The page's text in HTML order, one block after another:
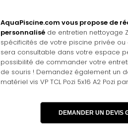
AquaPiscine.com vous propose de
personnalisé de entretien nettoyage
spécificités de votre piscine privée
sera consultable dans votre espace
possibilité de commander votre
de souris ! Demandez également un
matériel vis VP TCL Pozi 5x16 A2 Pozi
DEMANDER UN DEVIS